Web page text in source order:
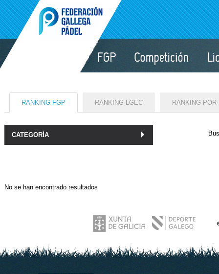
RANKING FGP RANKING LGEC RANKING POR
CATEGORÍA
No se han encontrado resultados